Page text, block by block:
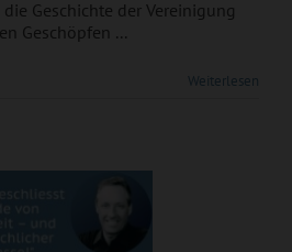
Geschichte der Vereinigung
Geschöpfen ...
Weiterlesen
Rasse!